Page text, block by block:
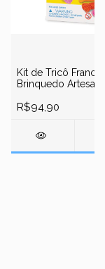
Kit de Tricô
Brinquedo
R$94,90